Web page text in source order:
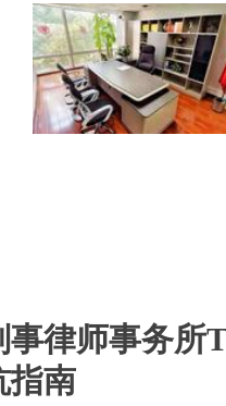
事律师事务所
指南